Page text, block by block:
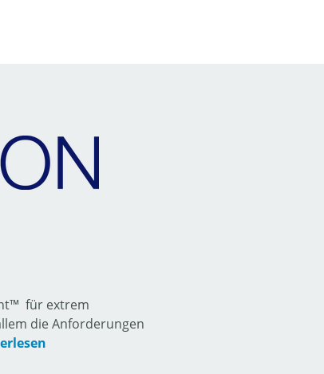
für extrem
die Anforderungen